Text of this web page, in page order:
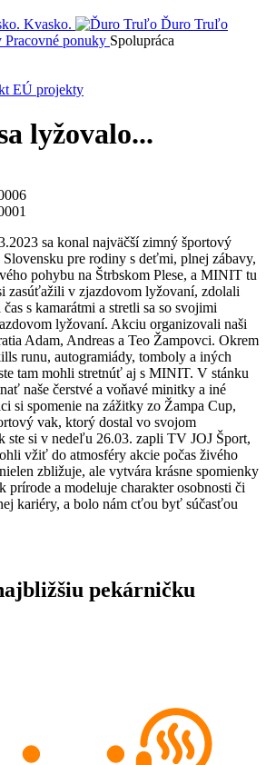
Kvasko.
Ďuro Truľo
Pracovné ponuky Spolupráca
EÚ projekty
lyžovalo...
sa konal najväčší zimný športový
pre rodiny s deťmi, plnej zábavy,
pohybu na Štrbskom Plese, a MINIT tu
zasúťažili v zjazdovom lyžovaní, zdolali
s kamarátmi a stretli sa so svojimi
lyžovaní. Akciu organizovali naši
Adam, Andreas a Teo Žampovci. Okrem
runu, autogramiády, tomboly a iných
tam mohli stretnúť aj s MINIT. V stánku
naše čerstvé a voňavé minitky a iné
si spomenie na zážitky zo Žampa Cup,
vak, ktorý dostal vo svojom
ste si v nedeľu 26.03. zapli TV JOJ Šport,
vžiť do atmosféry akcie počas živého
zbližuje, ale vytvára krásne spomienky
prírode a modeluje charakter osobnosti či
kariéry, a bolo nám cťou byť súčasťou
pekárničku